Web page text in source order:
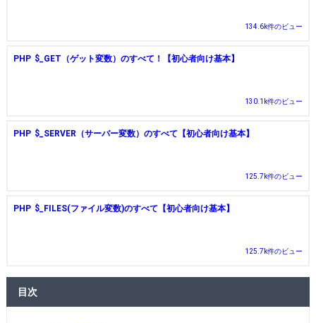
134.6k件のビュー
PHP $_GET（ゲット変数）のすべて！【初心者向け基本】
130.1k件のビュー
PHP $_SERVER（サーバー変数）のすべて【初心者向け基本】
125.7k件のビュー
PHP $_FILES(ファイル変数)のすべて【初心者向け基本】
125.7k件のビュー
目次